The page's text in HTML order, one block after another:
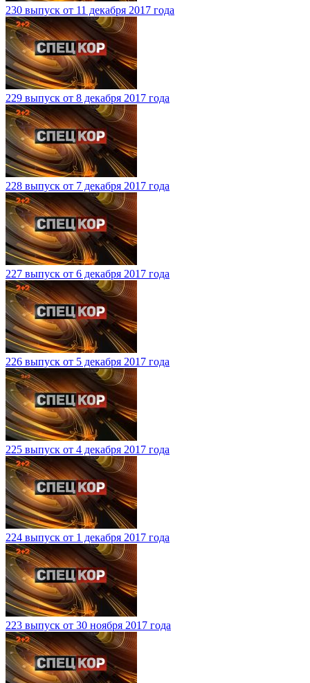
230 выпуск от 11 декабря 2017 года
229 выпуск от 8 декабря 2017 года
228 выпуск от 7 декабря 2017 года
227 выпуск от 6 декабря 2017 года
226 выпуск от 5 декабря 2017 года
225 выпуск от 4 декабря 2017 года
224 выпуск от 1 декабря 2017 года
223 выпуск от 30 ноября 2017 года